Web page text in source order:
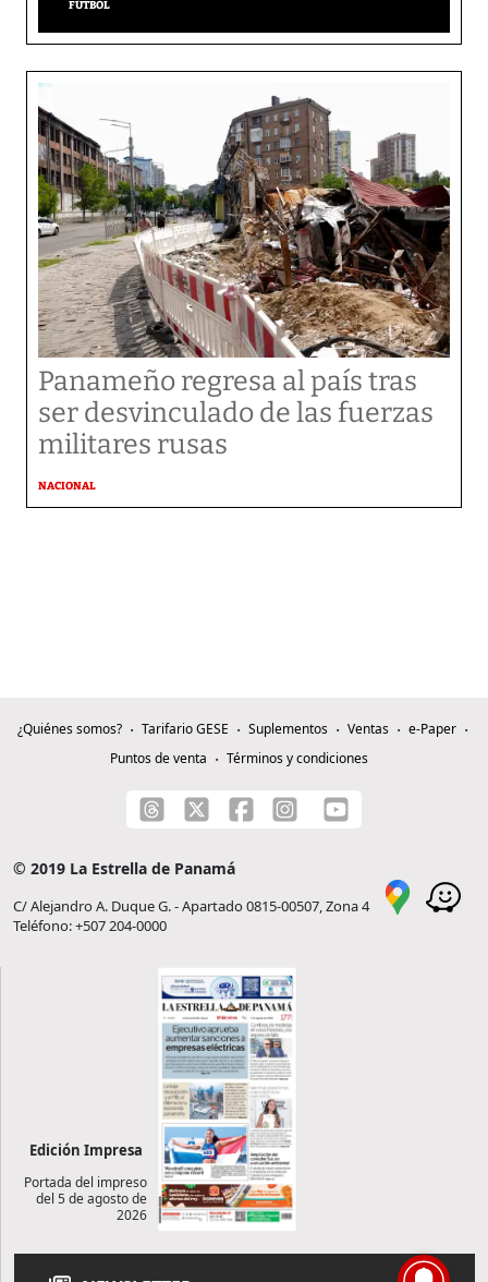
FÚTBOL
Panameño regresa al país tras
ser desvinculado de las fuerzas
militares rusas
NACIONAL
¿Quiénes somos? Tarifario GESE Suplementos Ventas
e-Paper
Puntos de venta
Términos y condiciones
© 2019 La Estrella de Panamá
C/ Alejandro A. Duque G. - Apartado 0815-00507, Zona 4
Teléfono: +507 204-0000
Edición Impresa
Portada del impreso
del 5 de agosto de
2026